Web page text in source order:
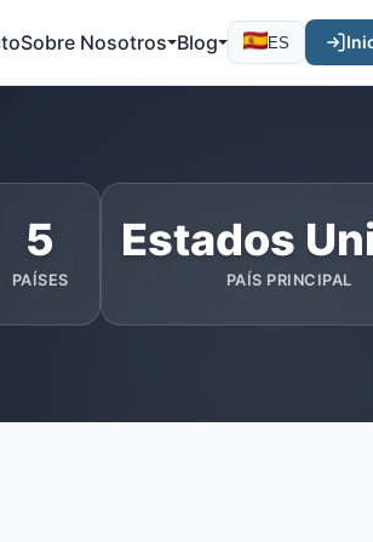
Sobre Nosotros Blog ES
5
PAÍSES
Estados
PAÍS PRINCIPAL